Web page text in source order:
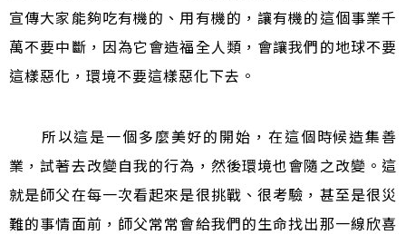
宣傳大家能夠吃有機的、用有機的，讓有機的這個事業千
萬不要中斷，因為它會造福全人類，會讓我們的地球不要
這樣惡化，環境不要這樣惡化下去。
所以這是一個多麼美好的開始，在這個時候造集善
業，試著去改變自我的行為，然後環境也會隨之改變。這
就是師父在每一次看起來是很挑戰、很考驗，甚至是很災
難的事情面前，師父常常會給我們的生命找出那一線欣喜